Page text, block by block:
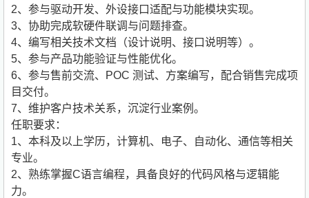
2、参与驱动开发、外设接口适配与功能模块实现。
3、协助完成软硬件联调与问题排查。
4、编写相关技术文档（设计说明、接口说明等）。
5、参与产品功能验证与性能优化。
6、参与售前交流、POC 测试、方案编写，配合销售完成项
目交付。
7、维护客户技术关系，沉淀行业案例。
任职要求：
1、本科及以上学历，计算机、电子、自动化、通信等相关
专业。
2、熟练掌握C语言编程，具备良好的代码风格与逻辑能
力。